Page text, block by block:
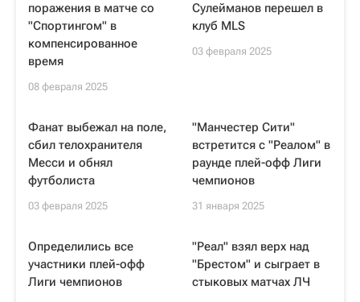
поражения в матче со
"Спортингом" в
компенсированное
время
08 февраля 2025
Сулейманов перешел в
клуб MLS
03 февраля 2025
Фанат выбежал на поле,
сбил телохранителя
Месси и обнял
футболиста
03 февраля 2025
"Манчестер Сити"
встретится с "Реалом" в
раунде плей-офф Лиги
чемпионов
31 января 2025
Определились все
участники плей-офф
Лиги чемпионов
"Реал" взял верх над
"Брестом" и сыграет в
стыковых матчах ЛЧ